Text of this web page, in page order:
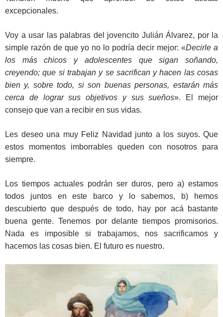
excepcionales.
Voy a usar las palabras del jovencito Julián Álvarez, por la
simple razón de que yo no lo podría decir mejor: «Decirle a
los más chicos y adolescentes que sigan soñando,
creyendo; que si trabajan y se sacrifican y hacen las cosas
bien y, sobre todo, si son buenas personas, estarán más
cerca de lograr sus objetivos y sus sueños». El mejor
consejo que van a recibir en sus vidas.
Les deseo una muy Feliz Navidad junto a los suyos. Que
estos momentos imborrables queden con nosotros para
siempre.
Los tiempos actuales podrán ser duros, pero a) estamos
todos juntos en este barco y lo sabemos, b) hemos
descubierto que después de todo, hay por acá bastante
buena gente. Tenemos por delante tiempos promisorios.
Nada es imposible si trabajamos, nos sacrificamos y
hacemos las cosas bien. El futuro es nuestro.